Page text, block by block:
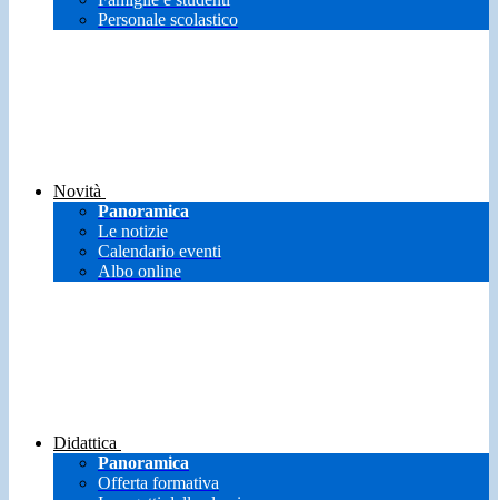
Personale scolastico
Novità
Panoramica
Le notizie
Calendario eventi
Albo online
Didattica
Panoramica
Offerta formativa